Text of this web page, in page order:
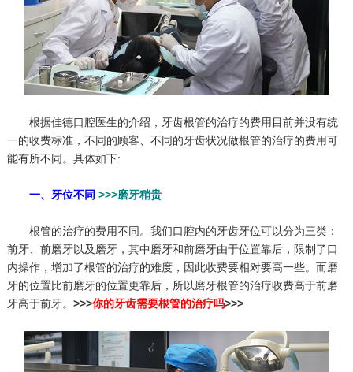
根据佳德口腔医生的介绍，牙齿根管的治疗的费用目前并没有统
一的收费标准，不同的顾客、不同的牙齿状况做根管的治疗的费用可
能有所不同。具体如下:
一、牙位不同 >>>磨牙稍贵
根管的治疗的费用不同。我们口腔内的牙齿牙位可以分为三类：
前牙、前磨牙以及磨牙，其中磨牙和前磨牙由于位置靠后，限制了口
内操作，增加了根管的治疗的难度，因此收费要相对要高一些。而磨
牙的位置比前磨牙的位置更靠后，所以磨牙根管的治疗收费高于前磨
牙高于前牙。 >>>你的牙齿需要根管的治疗吗>>>